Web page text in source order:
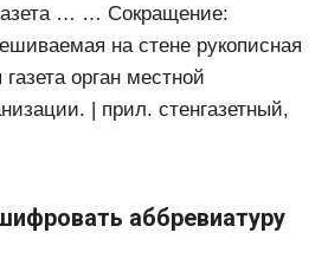
… … Сокращение:
на стене рукописная
орган местной
| прил. стенгазетный,
аббревиатуру